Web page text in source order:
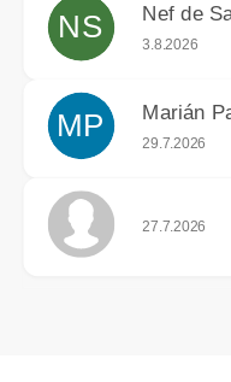
NS Nef de
Hodnotenie
3.8.2026
MP Marián
Hodnotenie
29.7.2026
Hodnotenie
27.7.2026